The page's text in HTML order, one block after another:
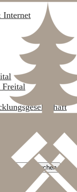
Internet
Freital
Freital
Suchen